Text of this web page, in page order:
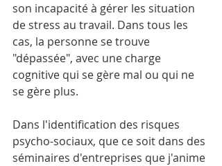
son incapacité à gérer les situation
de stress au travail. Dans tous les
cas, la personne se trouve
"dépassée", avec une charge
cognitive qui se gère mal ou qui ne
se gère plus.
Dans l'identification des risques
psycho-sociaux, que ce soit dans des
séminaires d'entreprises que j'anime